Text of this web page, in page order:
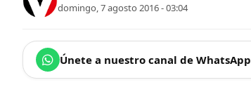
domingo, 7 agosto 2016 - 03:04
Únete a nuestro canal de WhatsApp